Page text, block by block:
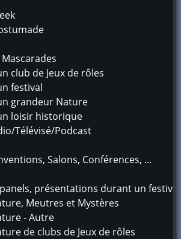
club de Jeux de rôles
festival
grandeur Nature
loisir historique
Télévisé/Podcast
Salons, Conférences, ...
présentations durant un festival
Meutres et Mystères
- Autre
de clubs de Jeux de rôles